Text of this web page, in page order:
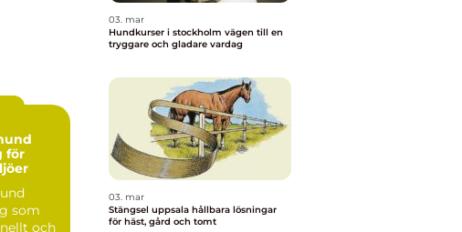
för
som
och
03. mar
Hundkurser i stockholm vägen till en
tryggare och gladare vardag
03. mar
Stängsel uppsala hållbara lösningar
för häst, gård och tomt